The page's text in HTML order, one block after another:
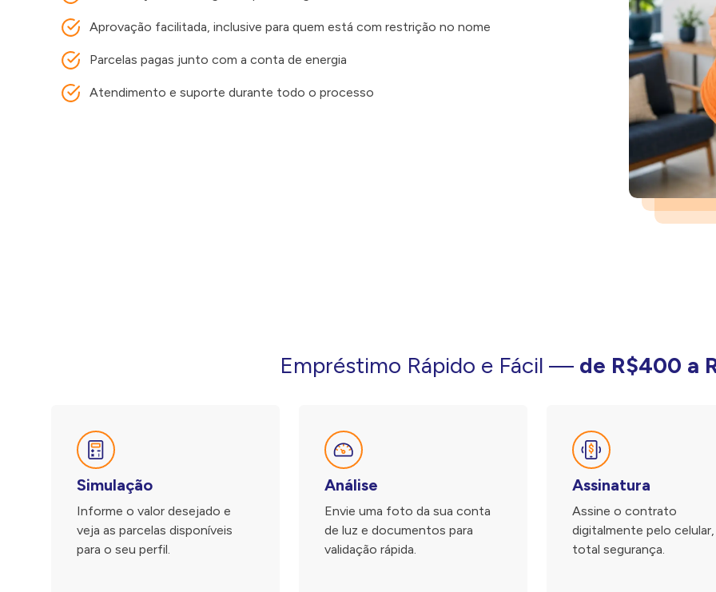
Aprovação facilitada, inclusive para quem está com restrição no nome
Parcelas pagas junto com a conta de energia
Atendimento e suporte durante todo o processo
Empréstimo Rápido e Fácil — de R$400 a
Simulação
Informe o valor desejado e
veja as parcelas disponíveis
para o seu perfil.
Análise
Envie uma foto da sua conta
de luz e documentos para
validação rápida.
Assinatura
Assine o contrato
digitalmente pelo
total segurança.